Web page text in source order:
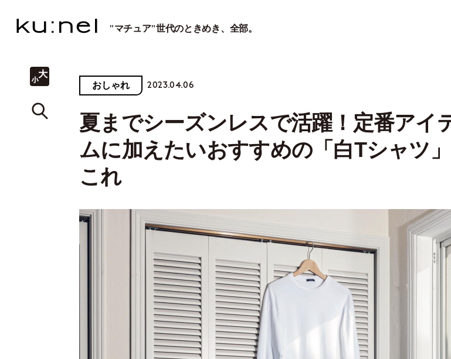
"マチュア"世代のときめき、全部。
おしゃれ 2023.04.06
夏までシーズンレスで活躍！定番アイ
ムに加えたいおすすめの「白Tシャツ
これ